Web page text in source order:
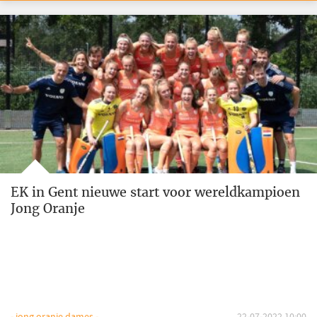
EK in Gent nieuwe start voor wereldkampioen
Jong Oranje